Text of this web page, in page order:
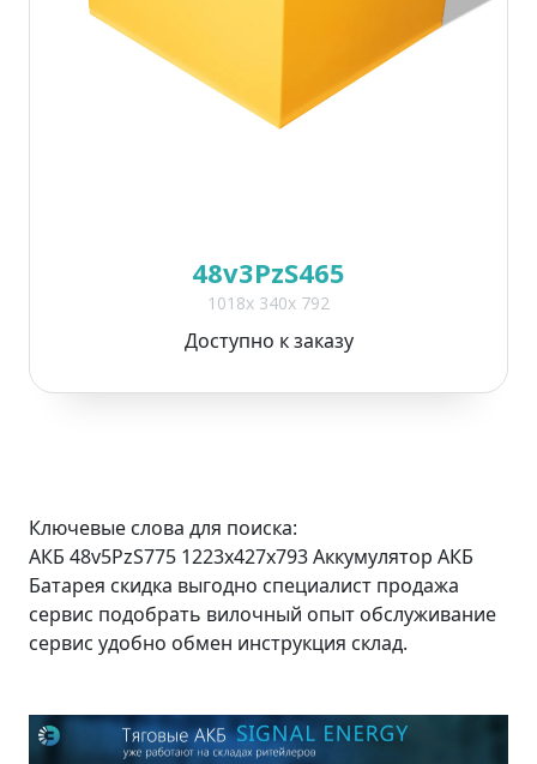
48v3PzS465
1018x 340x 792
Доступно к заказу
Ключевые слова для поиска:
АКБ 48v5PzS775 1223x427x793 Аккумулятор АКБ
Батарея скидка выгодно специалист продажа
сервис подобрать вилочный опыт обслуживание
сервис удобно обмен инструкция склад.